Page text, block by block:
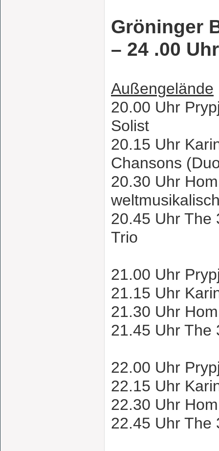
Gröninger
– 24 .00 Uhr
Außengelände
20.00 Uhr
Solist
20.15 Uhr
Chansons
20.30 Uhr
20.45 Uhr The
Trio
21.00 Uhr
21.15 Uhr
21.30 Uhr
21.45 Uhr The
22.00 Uhr
22.15 Uhr
22.30 Uhr
22.45 Uhr The